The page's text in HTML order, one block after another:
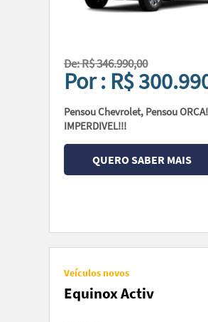
De: R$ 346.990,00
Por : R$
Pensou Chevrolet, Pensou ORCA!
IMPERDIVEL!!!
QUERO SABER MAIS
Veículos novos
Equinox Activ